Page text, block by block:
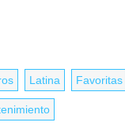
Latina Favoritas